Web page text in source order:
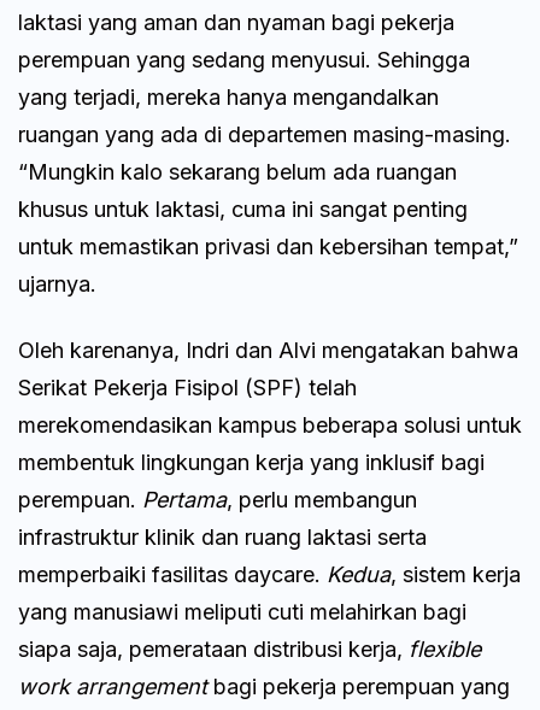
laktasi yang aman dan nyaman bagi pekerja
perempuan yang sedang menyusui. Sehingga
yang terjadi, mereka hanya mengandalkan
ruangan yang ada di departemen masing-masing.
“Mungkin kalo sekarang belum ada ruangan
khusus untuk laktasi, cuma ini sangat penting
untuk memastikan privasi dan kebersihan tempat,”
ujarnya.
Oleh karenanya, Indri dan Alvi mengatakan bahwa
Serikat Pekerja Fisipol (SPF) telah
merekomendasikan kampus beberapa solusi untuk
membentuk lingkungan kerja yang inklusif bagi
perempuan. Pertama, perlu membangun
infrastruktur klinik dan ruang laktasi serta
memperbaiki fasilitas daycare. Kedua, sistem kerja
yang manusiawi meliputi cuti melahirkan bagi
siapa saja, pemerataan distribusi kerja, flexible
work arrangementbagi pekerja perempuan yang